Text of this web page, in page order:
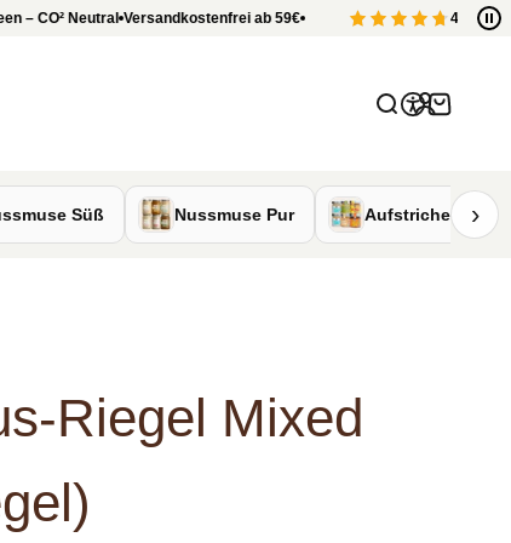
²Neutral Versandkostenfrei ab 59€ 4.7 / 5 aus
SucheAnmelden
Süß Nussmuse Pur Aufstriche ›
Riegel Mixed